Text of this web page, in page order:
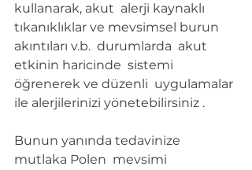
kullanarak, akut  alerji kaynaklı
tıkanıklıklar ve mevsimsel burun
akıntıları v.b.  durumlarda  akut
etkinin haricinde  sistemi
öğrenerek ve düzenli  uygulamalar
ile alerjilerinizi yönetebilirsiniz .
Bunun yanında tedavinize
mutlaka Polen  mevsimi